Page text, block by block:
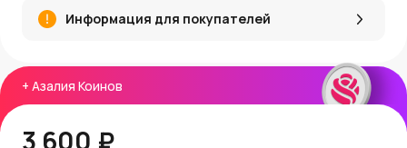
+ Азалия Коинов
3 600 ₽
детализированный
Зеленый цвет — символ природы, гармонии и
Ассортимент фигурок — мальчик или девочка в милом
образе
Прекрасный вариант для украшения полки, стола или
Артикул: AT114-30303-5.5
Информация для покупателей